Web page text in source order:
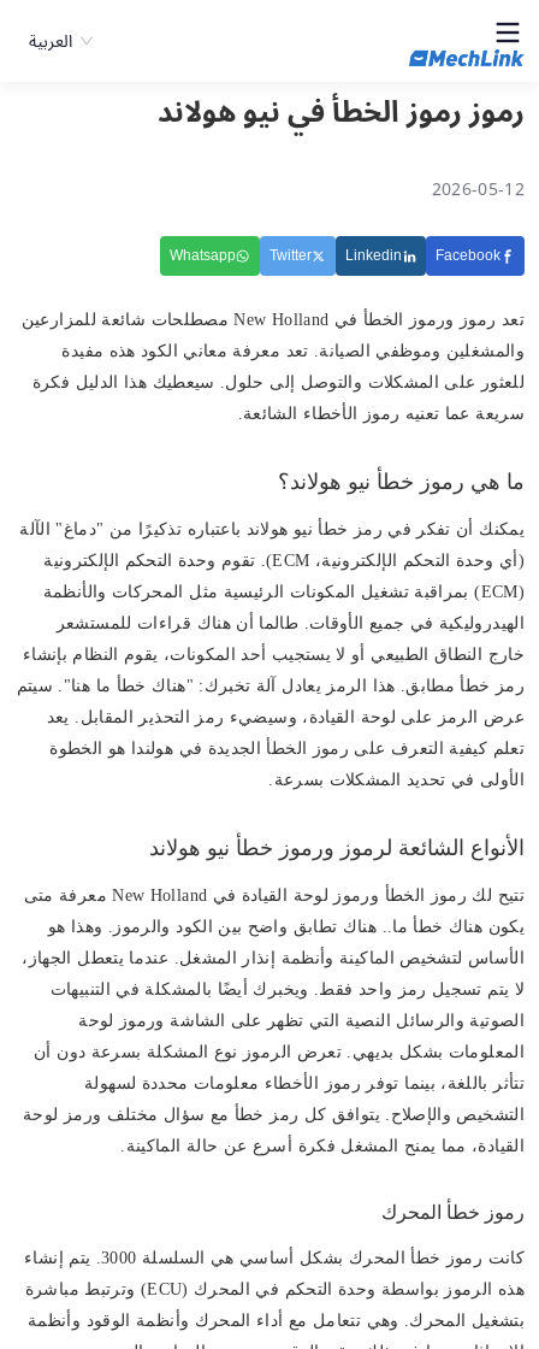
العربية
رموز رموز الخطأ في نيو هولاند
2026-05-12
Facebook
Linkedin
Twitter
Whatsapp
تعد رموز ورموز الخطأ في New Holland مصطلحات شائعة للمزارعين
والمشغلين وموظفي الصيانة. تعد معرفة معاني الكود هذه مفيدة
للعثور على المشكلات والتوصل إلى حلول. سيعطيك هذا الدليل فكرة
سريعة عما تعنيه رموز الأخطاء الشائعة.
ما هي رموز خطأ نيو هولاند؟
يمكنك أن تفكر في رمز خطأ نيو هولاند باعتباره تذكيرًا من "دماغ" الآلة
(أي وحدة التحكم الإلكترونية، ECM). تقوم وحدة التحكم الإلكترونية
(ECM) بمراقبة تشغيل المكونات الرئيسية مثل المحركات والأنظمة
الهيدروليكية في جميع الأوقات. طالما أن هناك قراءات للمستشعر
خارج النطاق الطبيعي أو لا يستجيب أحد المكونات، يقوم النظام بإنشاء
رمز خطأ مطابق. هذا الرمز يعادل آلة تخبرك: "هناك خطأ ما هنا". سيتم
عرض الرمز على لوحة القيادة، وسيضيء رمز التحذير المقابل. يعد
تعلم كيفية التعرف على رموز الخطأ الجديدة في هولندا هو الخطوة
الأولى في تحديد المشكلات بسرعة.
الأنواع الشائعة لرموز ورموز خطأ نيو هولاند
تتيح لك رموز الخطأ ورموز لوحة القيادة في New Holland معرفة متى
يكون هناك خطأ ما.. هناك تطابق واضح بين الكود والرموز. وهذا هو
الأساس لتشخيص الماكينة وأنظمة إنذار المشغل. عندما يتعطل الجهاز،
لا يتم تسجيل رمز واحد فقط. ويخبرك أيضًا بالمشكلة في التنبيهات
الصوتية والرسائل النصية التي تظهر على الشاشة ورموز لوحة
المعلومات بشكل بديهي. تعرض الرموز نوع المشكلة بسرعة دون أن
تتأثر باللغة، بينما توفر رموز الأخطاء معلومات محددة لسهولة
التشخيص والإصلاح. يتوافق كل رمز خطأ مع سؤال مختلف ورمز لوحة
القيادة، مما يمنح المشغل فكرة أسرع عن حالة الماكينة.
رموز خطأ المحرك
كانت رموز خطأ المحرك بشكل أساسي هي السلسلة 3000. يتم إنشاء
هذه الرموز بواسطة وحدة التحكم في المحرك (ECU) وترتبط مباشرة
بتشغيل المحرك. وهي تتعامل مع أداء المحرك وأنظمة الوقود وأنظمة